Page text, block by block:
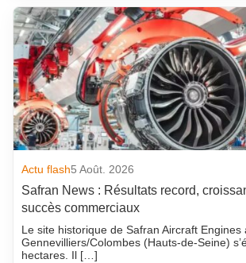
Actu flash5 Août. 2026
Safran News : Résultats record,
succès commerciaux
Le site historique de Safran Aircraft Engines
Gennevilliers/Colombes (Hauts-de-Seine)
hectares. Il […]